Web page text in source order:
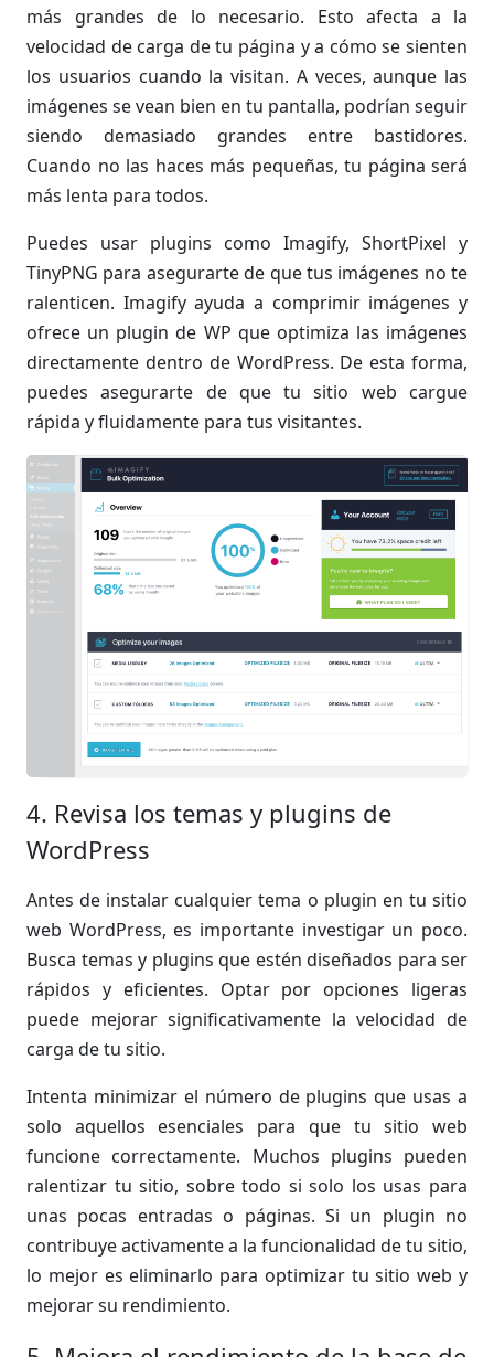
más grandes de lo necesario. Esto afecta a la
velocidad de carga de tu página y a cómo se sienten
los usuarios cuando la visitan. A veces, aunque las
imágenes se vean bien en tu pantalla, podrían seguir
siendo demasiado grandes entre bastidores.
Cuando no las haces más pequeñas, tu página será
más lenta para todos.
Puedes usar plugins como Imagify, ShortPixel y
TinyPNG para asegurarte de que tus imágenes no te
ralenticen. Imagify ayuda a comprimir imágenes y
ofrece un plugin de WP que optimiza las imágenes
directamente dentro de WordPress. De esta forma,
puedes asegurarte de que tu sitio web cargue
rápida y fluidamente para tus visitantes.
4. Revisa los temas y plugins de
WordPress
Antes de instalar cualquier tema o plugin en tu sitio
web WordPress, es importante investigar un poco.
Busca temas y plugins que estén diseñados para ser
rápidos y eficientes. Optar por opciones ligeras
puede mejorar significativamente la velocidad de
carga de tu sitio.
Intenta minimizar el número de plugins que usas a
solo aquellos esenciales para que tu sitio web
funcione correctamente. Muchos plugins pueden
ralentizar tu sitio, sobre todo si solo los usas para
unas pocas entradas o páginas. Si un plugin no
contribuye activamente a la funcionalidad de tu sitio,
lo mejor es eliminarlo para optimizar tu sitio web y
mejorar su rendimiento.